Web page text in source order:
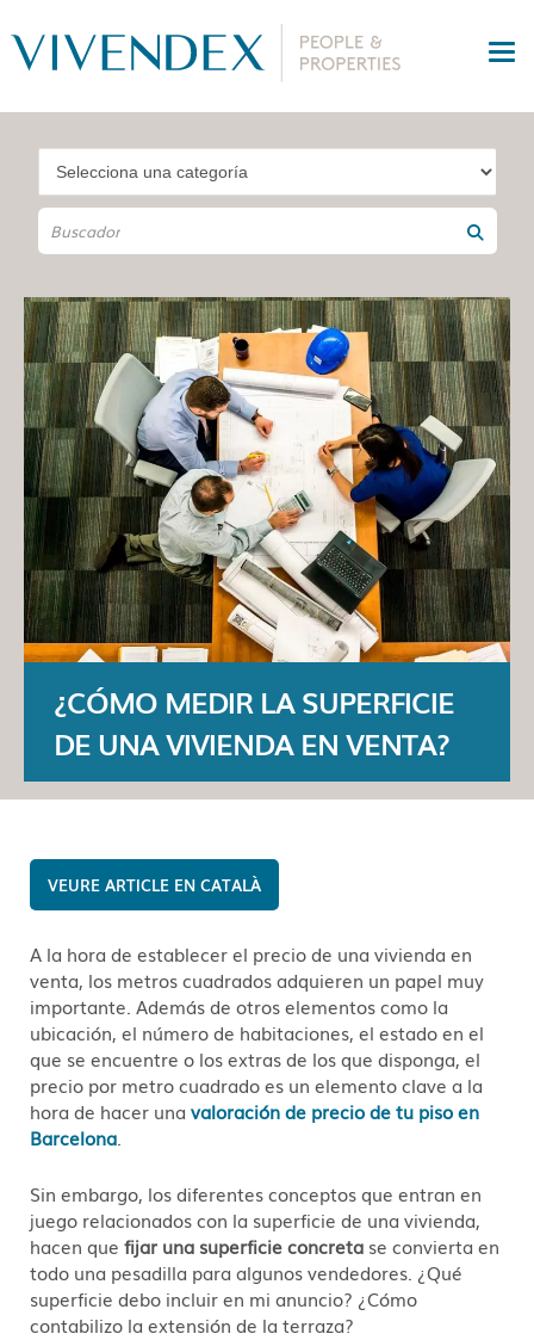
¿CÓMO MEDIR LA SUPERFICIE
DE UNA VIVIENDA EN VENTA?
CATALÀ
A la hora de establecer el precio de una vivienda en
venta, los metros cuadrados adquieren un papel muy
importante. Además de otros elementos como la
ubicación, el número de habitaciones, el estado en el
que se encuentre o los extras de los que disponga, el
precio por metro cuadrado es un elemento clave a la
hora de hacer una valoración de precio de tu piso en
Barcelona
Sin embargo, los diferentes conceptos que entran en
juego relacionados con la superficie de una vivienda,
hacen que fijar una superficie concreta se convierta en
todo una pesadilla para algunos vendedores. ¿Qué
superficie debo incluir en mi anuncio? ¿Cómo
contabilizo la extensión de la terraza?